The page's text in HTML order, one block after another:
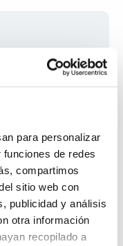
para personalizar
de redes
compartimos
sitio web con
publicidad y análisis
otra información
recopilado a